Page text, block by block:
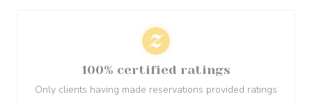
100% certified ratings
Only clients having made reservations provided ratings